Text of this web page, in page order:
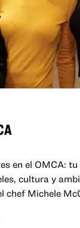
en el OMCA:
cultura y
chef Michele
que